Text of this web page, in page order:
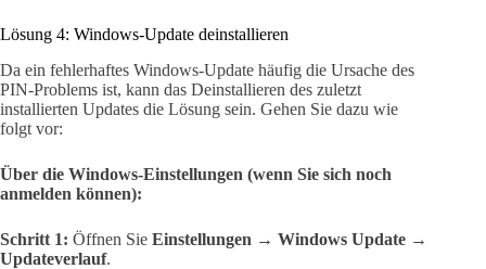
Lösung 4: Windows-Update deinstallieren
Da ein fehlerhaftes Windows-Update häufig die Ursache des
PIN-Problems ist, kann das Deinstallieren des zuletzt
installierten Updates die Lösung sein. Gehen Sie dazu wie
folgt vor:
Über die Windows-Einstellungen (wenn Sie sich noch
anmelden können):
Schritt 1: Öffnen Sie Einstellungen → Windows Update →
Updateverlauf.